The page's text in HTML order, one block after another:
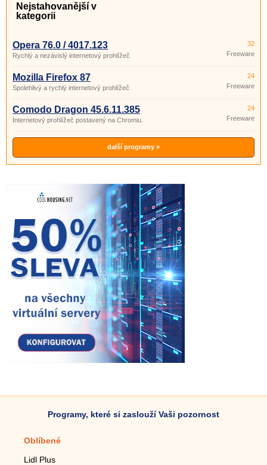
Nejstahovanější v
kategorii
Opera 76.0 / 4017.123
Rychlý a nezávislý internetový prohlížeč
32
Freeware
Mozilla Firefox 87
Spolehlivý a rychlý internetový prohlížeč
24
Freeware
Comodo Dragon 45.6.11.385
Internetový prohlížeč postavený na Chromiu.
24
Freeware
další programy »
Programy, které si zaslouží Vaši pozornost
Oblíbené
Lidl Plus